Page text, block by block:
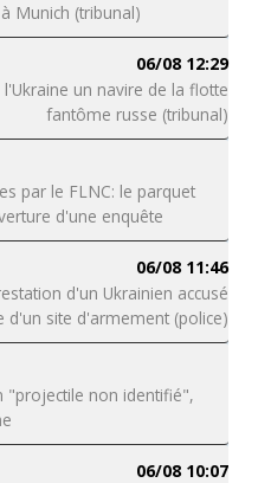
Munich (tribunal)
06/08 12:29
un navire de la flotte
fantôme russe (tribunal)
par le FLNC: le parquet
d'une enquête
06/08 11:46
d'un Ukrainien accusé
d'un site d'armement (police)
"projectile non identifié",
06/08 10:07